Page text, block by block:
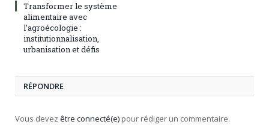
Transformer le système
alimentaire avec
l’agroécologie :
institutionnalisation,
urbanisation et défis
RÉPONDRE
Vous devez être connecté(e) pour rédiger un commentaire.